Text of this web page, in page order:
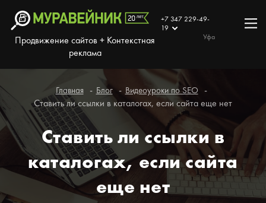
Продвижение сайтов + Контекстная
реклама
+7 347 229-49-
19
Уфа
Главная Блог Видеоуроки по SEO
Ставить ли ссылки в каталогах, если сайта еще нет
Ставить ли ссылки в
каталогах, если сайта
еще нет